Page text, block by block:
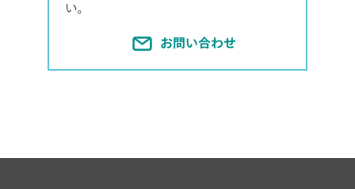
い。
お問い合わせ